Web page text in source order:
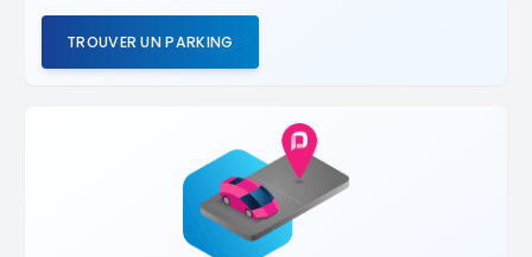
TROUVER UN PARKING